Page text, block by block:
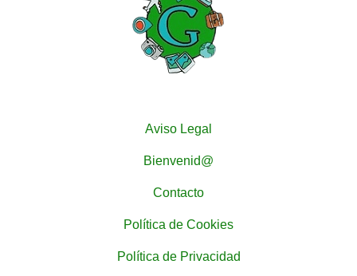
Aviso Legal
Bienvenid@
Contacto
Política de Cookies
Política de Privacidad